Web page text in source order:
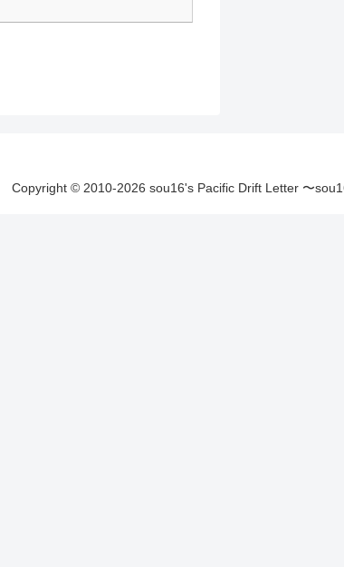
Copyright © 2010-2026 sou16's Pacific Drift Letter 〜